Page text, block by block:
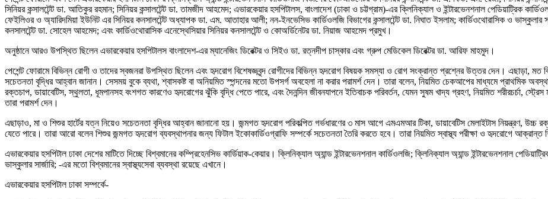
সিনিয়র কন্সালটেন্ট ডা. আতিকুর রহমান; সিনিয়র কন্সালটেন্ট ডা. তামজীদ আহমেদ; এভারকেয়ার হসপিটালস, বাংলাদেশ (ঢাকা ও চট্টগ্রাম)-এর ক্লিনিক্যাল ও ইন্টারভেনশনাল পেডিয়াট্রিক
ফেইলিওর ও অ্যারিদমিয়া ইউনিট এর সিনিয়র কনসালটেন্ট অধ্যাপক ডা. এম. আতাহার আলী; নন-ইনভেসিভ কার্ডিওলজি বিভাগের কন্সালটেন্ট ডা. নিঘাত ইসলাম; কার্ডিওথোরাসিক ও ভাস্কুলার
কনসালটেন্ট ডা. সোহেল আহমেদ; এবং কার্ডিওথোরাসিক এনেস্থেসিয়ার সিনিয়র কনসালটেন্ট ও কোঅর্ডিনেটর ডা. নিয়াজ আহমেদ প্রমুখ।
অনুষ্ঠানে আরও উপস্থিত ছিলেন এভারকেয়ার হসপিটালস বাংলাদেশ-এর ম্যানেজিং ডিরেক্টর ও সিইও ডা. রত্নদীপ চাস্কার এবং গ্রুপ মেডিকেল ডিরেক্টর ডা. আরিফ মাহমুদ।
পেশেন্ট ফোরামে বিভিন্ন রোগী ও তাদের স্বজনরা উপস্থিত ছিলেন এবং হৃদরোগ বিশেষজ্ঞবৃন্দ রোগীদের বিভিন্ন হৃদরোগ বিষয়ক সমস্যা ও রোগ সংক্রান্ত প্রশ্নের উত্তর দেন। এছাড়া, মত
সচেতনতা বৃদ্ধির আহ্বান জানান। সেসময় বুকে ব্যথা, শ্বাসকষ্ট বা অনিয়মিত স্পন্দনের মতো উপসর্গ অবহেলা না করার পরামর্শ দেন। তারা বলেন, নিয়মিত চেকআপের মাধ্যমে প্রাথমিক
রক্তচাপ, ডায়াবেটিস, স্থুলতা, ধূমপানসহ বংশগত কারণেও হৃদরোগের ঝুঁকি বৃদ্ধি পেতে পারে, এবং দৈনন্দিন জীবনযাপনে ইতিবাচক পরিবর্তন, যেমন সুষম খাদ্য গ্রহণ, নিয়মিত শরীরচর্চা, স্ট্রেস
তারা পরামর্শ দেন।
এছাড়াও, মা ও শিশুর হার্টের যত্ন নিয়েও সচেতনতা বৃদ্ধির আহ্বান জানানো হয়। জন্মগত হৃদরোগ পরিকল্পিত গর্ভধারণের ৩ মাস আগে এমএমআর টিকা, ডায়াবেটিস মেলাইটাস নিয়ন্ত্রণ, উচ্চ
যেতে পারে। তারা আরো বলেন শিশুর জন্মগত হৃদরোগ ব্যবস্থাপনার জন্য ফিটাল ইকোকার্ডিওগ্রাফি সম্পর্কে সচেতনতা তৈরি করতে হবে। তারা নিয়মিত স্বাস্থ্য পরীক্ষা ও হৃদরোগে
এভারকেয়ার হসপিটাল ঢাকা দেশের মাটিতে দিচ্ছে বিশ্বমানের কম্প্রিহেনসিভ কার্ডিয়াক-কেয়ার। ক্লিনিক্যাল অ্যান্ড ইন্টারভেনশনাল কার্ডিওলজি; ক্লিনিক্যাল অ্যান্ড ইন্টারভেনশনাল
ভাস্কুলার সার্জারি; -এর মতো বিশ্বমানের স্বাস্থ্যসেবা ব্যবস্থা রয়েছে এখানে।
এভারকেয়ার হসপিটাল ঢাকা সম্পর্কে-